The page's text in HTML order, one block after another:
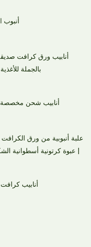
أنبوب
أنابيب ورق كرافت
بالجملة
أنابيب شحن مخصصة
علبة أنبوبية من ورق
| عبوة كرتونية أسطوانية
أنابيب